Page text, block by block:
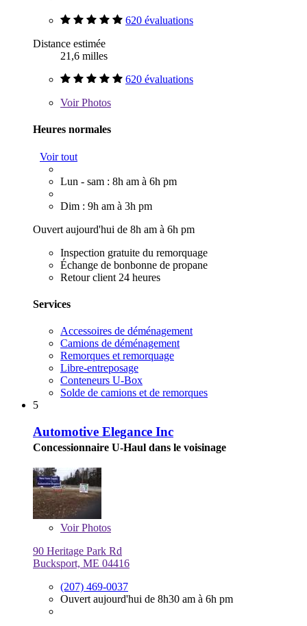
620 évaluations
Distance estimée
21,6 milles
620 évaluations
VoirPhotos
Heures normales
Voir tout
Lun - sam : 8h am à 6h pm
Dim : 9h am à 3h pm
Ouvert aujourd'hui de 8h am à 6h pm
Inspection gratuite du remorquage
Échange de bonbonne de propane
Retour client 24 heures
Services
Accessoires de déménagement
Camions de déménagement
Remorques et remorquage
Libre-entreposage
Conteneurs U-Box
Solde de camions et de remorques
5
Automotive Elegance Inc
Concessionnaire U-Haul dans le voisinage
VoirPhotos
90 Heritage Park Rd
Bucksport, ME 04416
(207) 469-0037
Ouvert aujourd'hui de 8h30 am à 6h pm